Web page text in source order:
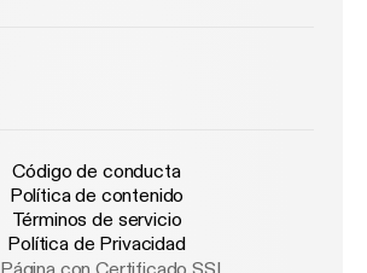
Código de conducta
Política de contenido
Términos de servicio
Política de Privacidad